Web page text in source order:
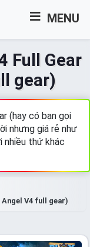
MENU
Full Gear
gear)
(hay có bạn gọi
nhưng giá rẻ như
nhiều thứ khác
V4 full gear)